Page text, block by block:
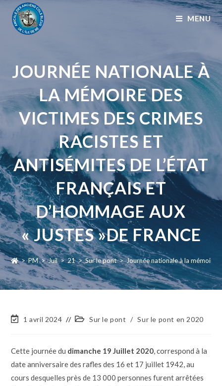
MENU
JOURNÉE NATIONALE À
LA MÉMOIRE DES
VICTIMES DES CRIMES
RACISTES ET
ANTISÉMITES DE L’ÉTAT
FRANÇAIS ET
D’HOMMAGE AUX
« JUSTES »DE FRANCE
> PM > Juil > 21 > Sur le pont > Journée nationale à la mémoire
1 avril 2024 Sur le pont / Sur le pont en 2020
Cette journée du dimanche 19 Juillet 2020, correspond à la
date anniversaire des rafles des 16 et 17 juillet 1942, au
cours desquelles près de 13 000 personnes furent arrêtées